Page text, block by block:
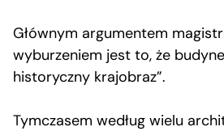
Głównym argumentem
wyburzeniem jest to, że
historyczny krajobraz”.
Tymczasem według wielu